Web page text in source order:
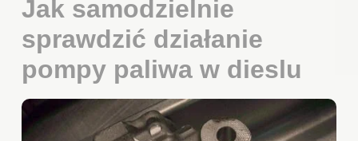
Jak samodzielnie
sprawdzić działanie
pompy paliwa w dieslu